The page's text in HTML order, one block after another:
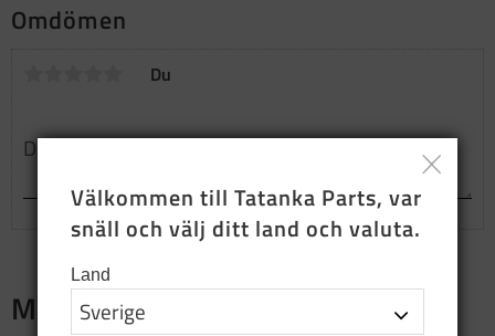
Omdömen
Du
Merch
Välkommen till Tatanka Parts, var
snäll och välj ditt land och valuta.
Land